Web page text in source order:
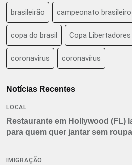
brasileirão campeonato brasileiro
copa do brasil Copa
coronavirus coronavírus
Notícias Recentes
LOCAL
Restaurante em Hollywood (FL)
para quem quer jantar sem
IMIGRAÇÃO